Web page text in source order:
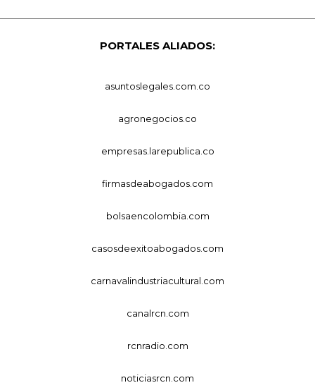
PORTALES ALIADOS:
asuntoslegales.com.co
agronegocios.co
empresas.larepublica.co
firmasdeabogados.com
bolsaencolombia.com
casosdeexitoabogados.com
carnavalindustriacultural.com
canalrcn.com
rcnradio.com
noticiasrcn.com